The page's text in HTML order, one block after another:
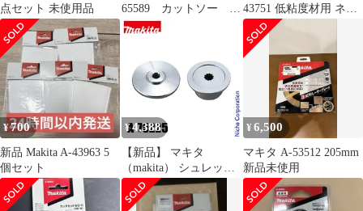
点セット 未使用品
65589 カットソー
TMA061HM
43751 低粘度材用 ネジ
込み式 M12 カクハン機
用 makita 正規品 純正品
撹拌機 撹拌 かくはん機
かくはん アクセサリ ア
タッチメント 部品 交換
¥700
新品 Makita A-43963 5
個セット
¥4,388
【新品】 マキタ
（makita） シュレッダ
ーブレード付属セット
品 A-75225 草刈機 刈払
¥6,500
マキタ A-53512 205mm
新品未使用